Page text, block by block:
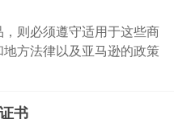
则必须遵守适用于这些商
方法律以及亚马逊的政策
书